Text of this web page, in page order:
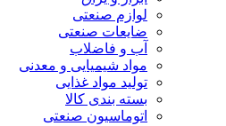
لوازم صنعتی
ضایعات صنعتی
آب و فاضلاب
مواد شیمیایی و معدنی
تولید مواد غذایی
بسته بندی کالا
اتوماسیون صنعتی